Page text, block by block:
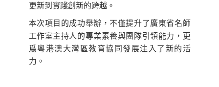
更新到實踐創新的跨越。
本次項目的成功舉辦，不僅提升了廣東省名師
工作室主持人的專業素養與團隊引領能力，更
爲粵港澳大灣區教育協同發展注入了新的活
力。